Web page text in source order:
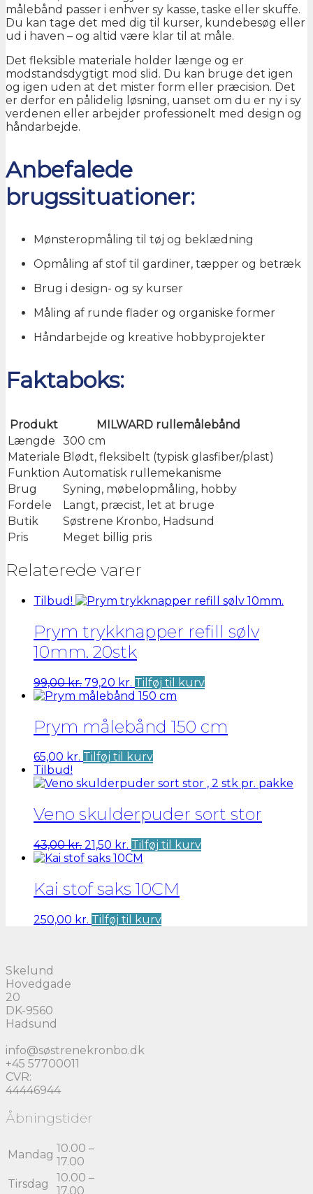
målebånd passer i enhver sy kasse, taske eller skuffe.
Du kan tage det med dig til kurser, kundebesøg eller
ud i haven – og altid være klar til at måle.
Det fleksible materiale holder længe og er
modstandsdygtigt mod slid. Du kan bruge det igen
og igen uden at det mister form eller præcision. Det
er derfor en pålidelig løsning, uanset om du er ny i sy
verdenen eller arbejder professionelt med design og
håndarbejde.
Anbefalede
brugssituationer:
Mønsteropmåling til tøj og beklædning
Opmåling af stof til gardiner, tæpper og betræk
Brug i design- og sy kurser
Måling af runde flader og organiske former
Håndarbejde og kreative hobbyprojekter
Faktaboks:
Produkt
MILWARD rullemålebånd
Længde
300 cm
Materiale Blødt, fleksibelt (typisk glasfiber/plast)
Funktion Automatisk rullemekanisme
Brug
Syning, møbelopmåling, hobby
Fordele
Langt, præcist, let at bruge
Butik
Søstrene Kronbo, Hadsund
Pris
Meget billig pris
Relaterede varer
Tilbud!
Prym trykknapper refill sølv
10mm. 20stk
99,00kr. Den
oprindelige
var:
99,00 kr..
79,20 kr. Den
aktuelle
er:
79,20 kr..
Tilføj til kurv
Prym målebånd 150 cm
65,00 kr. Tilføj til kurv
Tilbud!
Veno skulderpuder sort stor
43,00kr. Den
oprindelige
var:
43,00 kr..
21,50 kr. Den
aktuelle
er:
21,50 kr..
Tilføj til kurv
Kai stof saks 10CM
250,00 kr. Tilføj til kurv
Skelund
Hovedgade
20
DK-9560
Hadsund
info@søstrenekronbo.dk
+45 57700011
CVR:
44446944
Åbningstider
Mandag 10.00 –
17.00
Tirsdag
10.00 –
17.00